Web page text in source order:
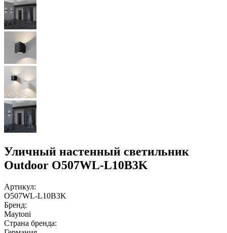
Уличный настенный светильник
Outdoor O507WL-L10B3K
Артикул:
O507WL-L10B3K
Бренд:
Maytoni
Страна бренда: